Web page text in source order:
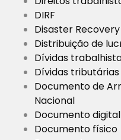
DIRF
Disaster
Distribuição de
Dívidas
Dívidas tributárias
Documento de
Nacional
Documento digital
Documento físico